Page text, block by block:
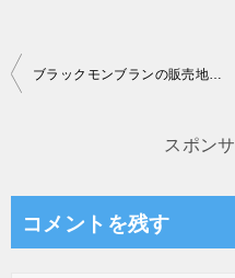
投
ー
スポン
コメントを残す